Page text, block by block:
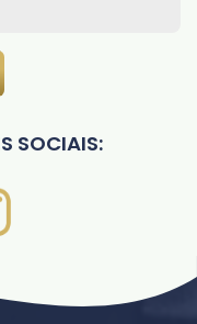
SOCIAIS: